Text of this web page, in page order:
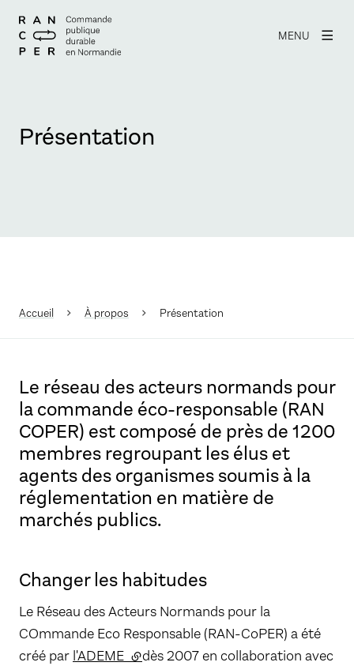
MENU
Présentation
Accueil À propos Présentation
Le réseau des acteurs normands pour
la commande éco-responsable (RAN
COPER) est composé de près de 1200
membres regroupant les élus et
agents des organismes soumis à la
réglementation en matière de
marchés publics.
Changer les habitudes
Le Réseau des Acteurs Normands pour la
COmmande Eco Responsable (RAN-CoPER) a été
créé par l'ADEME (lien externe)
dès 2007 en collaboration avec